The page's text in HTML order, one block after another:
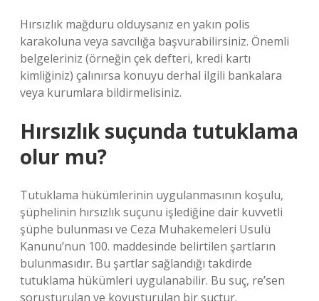
Hırsızlık mağduru olduysanız en yakın polis
karakoluna veya savcılığa başvurabilirsiniz. Önemli
belgeleriniz (örneğin çek defteri, kredi kartı
kimliğiniz) çalınırsa konuyu derhal ilgili bankalara
veya kurumlara bildirmelisiniz.
Hırsızlık suçunda tutuklama
olur mu?
Tutuklama hükümlerinin uygulanmasının koşulu,
şüphelinin hırsızlık suçunu işlediğine dair kuvvetli
şüphe bulunması ve Ceza Muhakemeleri Usulü
Kanunu’nun 100. maddesinde belirtilen şartların
bulunmasıdır. Bu şartlar sağlandığı takdirde
tutuklama hükümleri uygulanabilir. Bu suç, re’sen
soruşturulan ve kovuşturulan bir suçtur.